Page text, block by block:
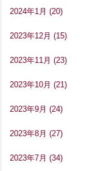
2024年1月 (20)
2023年12月 (15)
2023年11月 (23)
2023年10月 (21)
2023年9月 (24)
2023年8月 (27)
2023年7月 (34)